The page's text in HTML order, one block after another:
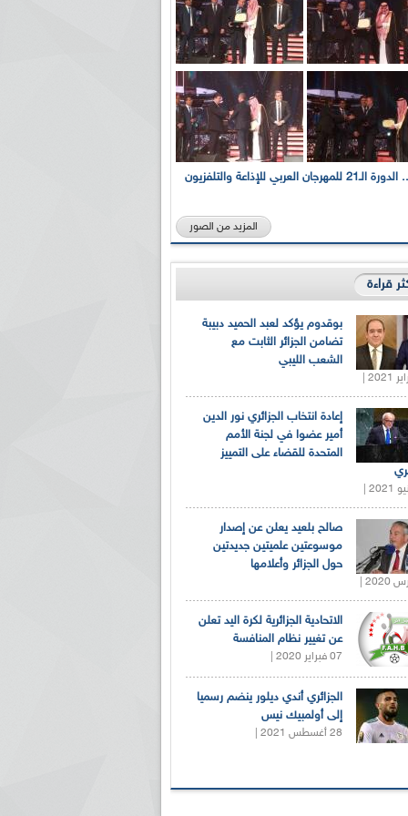
بالصور... الدورة الـ21 للمهرجان العربي للإذاعة والتلفزيون
المزيد من الصور
قراءة
بوقدوم يؤكد لعبد الحميد دبيبة
تضامن الجزائر الثابت مع
الشعب الليبي
إعادة انتخاب الجزائري نور الدين
أمير عضوا في لجنة الأمم
المتحدة للقضاء على التمييز
صالح بلعيد يعلن عن إصدار
موسوعتين علميتين جديدتين
حول الجزائر وأعلامها
الاتحادية الجزائرية لكرة اليد تعلن
عن تغيير نظام المنافسة
07 فبراير 2020 |
الجزائري أندي ديلور ينضم رسميا
إلى أولمبيك نيس
28 أغسطس 2021 |